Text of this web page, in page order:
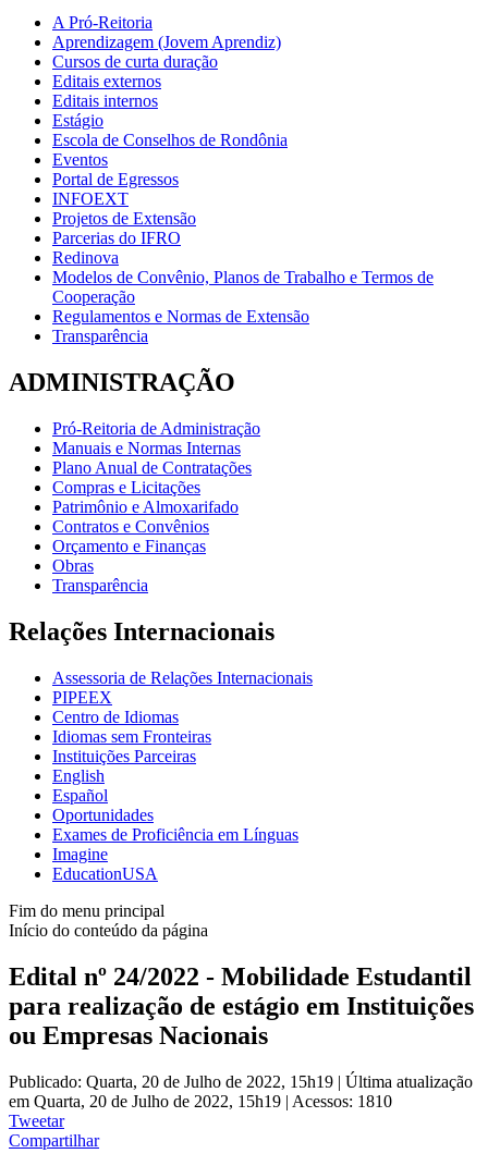
A Pró-Reitoria
Aprendizagem (Jovem Aprendiz)
Cursos de curta duração
Editais externos
Editais internos
Estágio
Escola de Conselhos de Rondônia
Eventos
Portal de Egressos
INFOEXT
Projetos de Extensão
Parcerias do IFRO
Redinova
Modelos de Convênio, Planos de Trabalho e Termos de
Cooperação
Regulamentos e Normas de Extensão
Transparência
ADMINISTRAÇÃO
Pró-Reitoria de Administração
Manuais e Normas Internas
Plano Anual de Contratações
Compras e Licitações
Patrimônio e Almoxarifado
Contratos e Convênios
Orçamento e Finanças
Obras
Transparência
Relações Internacionais
Assessoria de Relações Internacionais
PIPEEX
Centro de Idiomas
Idiomas sem Fronteiras
Instituições Parceiras
English
Español
Oportunidades
Exames de Proficiência em Línguas
Imagine
EducationUSA
Fim do menu principal
Início do conteúdo da página
Edital nº 24/2022 - Mobilidade Estudantil
para realização de estágio em Instituições
ou Empresas Nacionais
Publicado: Quarta, 20 de Julho de 2022, 15h19 | Última atualização
em Quarta, 20 de Julho de 2022, 15h19 | Acessos: 1810
Tweetar
Compartilhar